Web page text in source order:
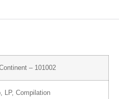
– 101002
, LP, Compilation